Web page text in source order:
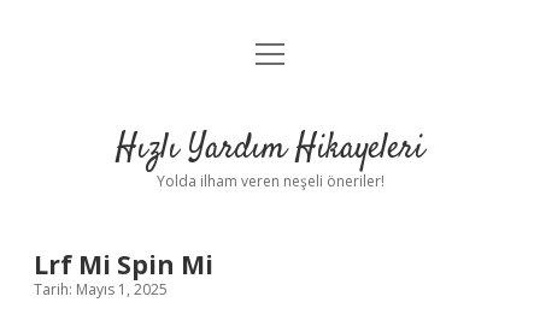
Anasayfa
Yasal Uyarı
menüyü
Hızlı Yardım Hikayeleri
Yolda ilham veren neşeli öneriler!
Lrf Mi Spin Mi
Tarih: Mayıs 1, 2025